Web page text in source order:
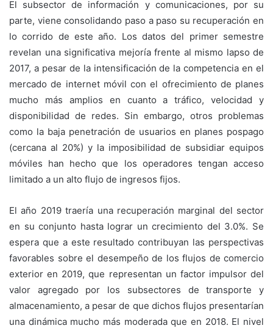
El subsector de información y comunicaciones, por su
parte, viene consolidando paso a paso su recuperación en
lo corrido de este año. Los datos del primer semestre
revelan una significativa mejoría frente al mismo lapso de
2017, a pesar de la intensificación de la competencia en el
mercado de internet móvil con el ofrecimiento de planes
mucho más amplios en cuanto a tráfico, velocidad y
disponibilidad de redes. Sin embargo, otros problemas
como la baja penetración de usuarios en planes pospago
(cercana al 20%) y la imposibilidad de subsidiar equipos
móviles han hecho que los operadores tengan acceso
limitado a un alto flujo de ingresos fijos.
El año 2019 traería una recuperación marginal del sector
en su conjunto hasta lograr un crecimiento del 3.0%. Se
espera que a este resultado contribuyan las perspectivas
favorables sobre el desempeño de los flujos de comercio
exterior en 2019, que representan un factor impulsor del
valor agregado por los subsectores de transporte y
almacenamiento, a pesar de que dichos flujos presentarían
una dinámica mucho más moderada que en 2018. El nivel